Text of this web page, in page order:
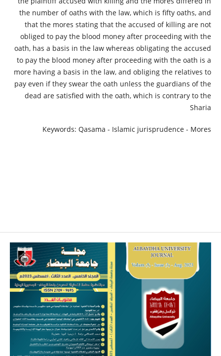
the number of oaths with the law, which is fifty oaths, and
that the mores stating that the accused of killing are not
obliged to pay the blood money after proceeding with the
oath, has a basis in the law whereas obligating the accused
to pay the blood money after proceeding with the oath is a
more having a basis in the law, and obliging the relatives to
pay even if they swear the oath unless the guardians of the
dead are satisfied with the oath, which is contrary to the
Sharia
Keywords: Qasama - Islamic jurisprudence - Mores